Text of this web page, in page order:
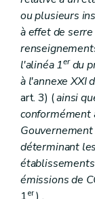
ou plusieurs
à effet de
l'alinéa 1erdu
à l'annexe XXI
art. 3) (ainsi
conformément
déterminant
émissions de
er